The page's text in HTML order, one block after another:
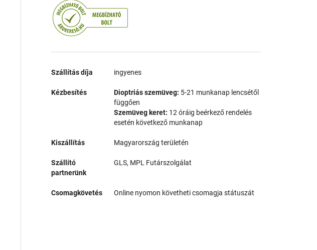
Szállítás díja ingyenes
Kézbesítés Dioptriás szemüveg: 5-21 munkanap lencsétől
függően
Szemüveg keret: 12 óráig beérkező rendelés
esetén következő munkanap
Kiszállítás Magyarország területén
Szállító
partnerünk
GLS, MPL Futárszolgálat
Csomagkövetés Online nyomon követheti csomagja státuszát